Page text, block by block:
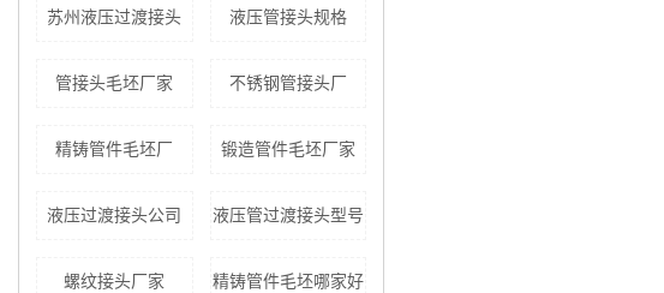
苏州液压过渡接头 液压管接头规格
管接头毛坯厂家 不锈钢管接头厂
精铸管件毛坯厂 锻造管件毛坯厂家
液压过渡接头公司 液压管过渡接头型号
螺纹接头厂家 精铸管件毛坯哪家好